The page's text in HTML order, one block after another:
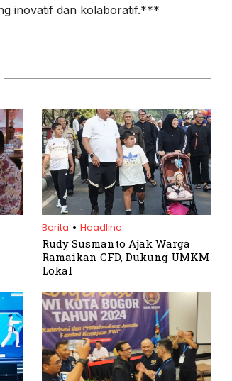
inovatif dan kolaboratif.***
Berita . Headline
Rudy Susmanto Ajak Warga
Ramaikan CFD, Dukung UMKM
Lokal